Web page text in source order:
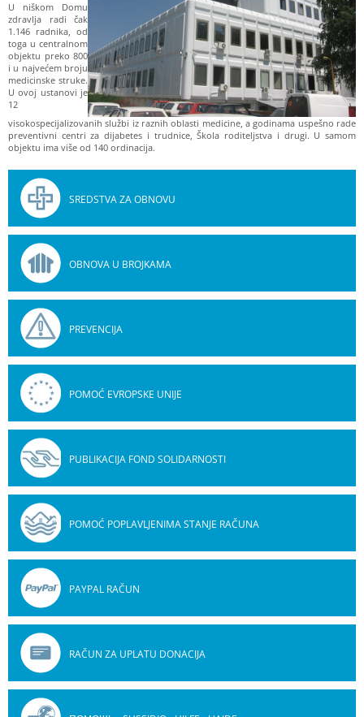
U niškom Domu
zdravlja radi čak
1.146 radnika, od
toga u centralnom
objektu preko 800
i u najvećem broju
medicinske struke.
U ovoj ustanovi je
12
visokospecijalizovanih službi iz raznih oblasti medicine, a godinama uspešno rade
preventivni centri za dijabetes i trudnice, Škola roditeljstva i drugi. U samom
objektu ima više od 140 ordinacija.
SREDSTVA ZA OBNOVU
OBNOVA U BROJKAMA
PREVENCIJA
POMOĆ EVROPSKE UNIJE
PUBLIKACIJA FOND SOLIDARNOSTI
POMOĆ POPLAVLJENIMA STANJE RAČUNA
PAYPAL RAČUN
RAČUN ZA UPLATU DONACIJA